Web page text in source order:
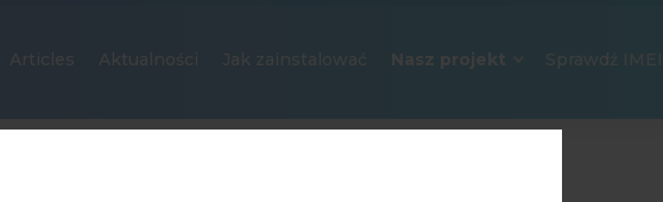
Aktualności Jak zainstalować Nasz projekt Sprawdź IMEI